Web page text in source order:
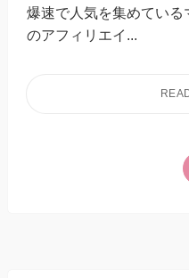
爆速で人気を集めてい
のアフィリエイ...